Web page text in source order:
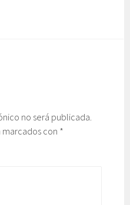
no será publicada.
con *